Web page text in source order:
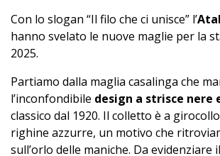
Con lo slogan “Il filo che ci unisce” l’
hanno svelato le nuove maglie per la
2025.
Partiamo dalla maglia casalinga che
l’inconfondibile design a strisce nere
classico dal 1920. Il colletto è a
righine azzurre, un motivo che
sull’orlo delle maniche. Da evidenziare